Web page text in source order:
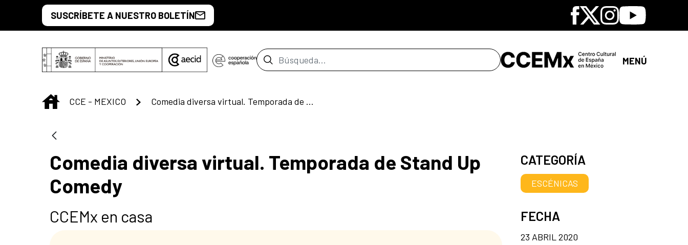
Saltar al contenido principal
SUSCRÍBETE A NUESTRO BOLETÍN Facebook
X Instagram
Youtube
Barra de búsqueda MENÚ
INICIO
CCE - MEXICO Comedia diversa virtual. Temporada de Stand Up Comedy
Comedia diversa virtual. Temporada de Stand Up
Comedy
CCEMx en casa
CATEGORÍA
ESCÉNICAS
FECHA
23 ABRIL 2020